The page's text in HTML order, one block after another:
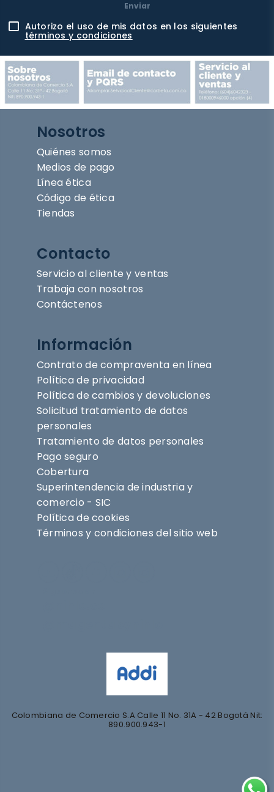
Enviar
Autorizo el uso de mis datos en los siguientes
términos y condiciones
Nosotros
Quiénes somos
Medios de pago
Línea ética
Código de ética
Tiendas
Contacto
Servicio al cliente y ventas
Trabaja con nosotros
Contáctenos
Información
Contrato de compraventa en línea
Política de privacidad
Política de cambios y devoluciones
Solicitud tratamiento de datos
personales
Tratamiento de datos personales
Pago seguro
Cobertura
Superintendencia de industria y
comercio - SIC
Política de cookies
Términos y condiciones del sitio web
Colombiana de Comercio S.A Calle 11 No. 31A - 42 Bogotá Nit:
890.900.943-1